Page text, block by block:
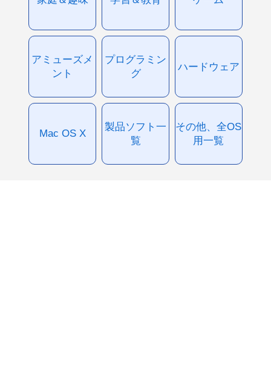
アミューズメ
ント
プログラミン
グ
ハードウェア
Mac OS X
製品ソフト一
覧
その他、全OS
用一覧